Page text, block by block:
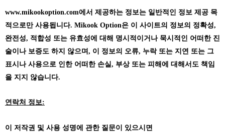
www.mikookoption.com에서 제공하는 정보는 일반적인 정보 제공 목
적으로만 사용됩니다. Mikook Option은 이 사이트의 정보의 정확성,
완전성, 적합성 또는 유효성에 대해 명시적이거나 묵시적인 어떠한 진
술이나 보증도 하지 않으며, 이 정보의 오류, 누락 또는 지연 또는 그
표시나 사용으로 인한 어떠한 손실, 부상 또는 피해에 대해서도 책임
을 지지 않습니다.
연락처 정보:
이 저작권 및 사용 성명에 관한 질문이 있으시면